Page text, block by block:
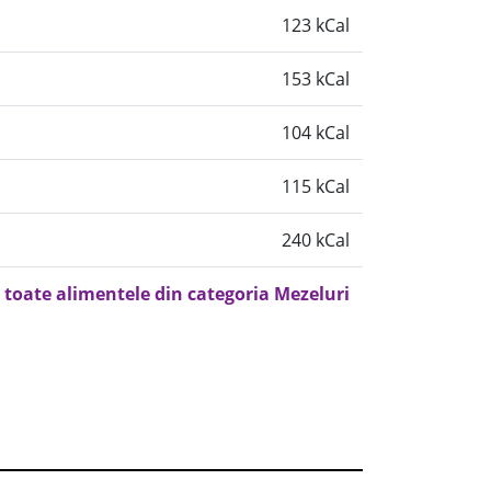
123 kCal
153 kCal
104 kCal
115 kCal
240 kCal
toate alimentele din categoria Mezeluri